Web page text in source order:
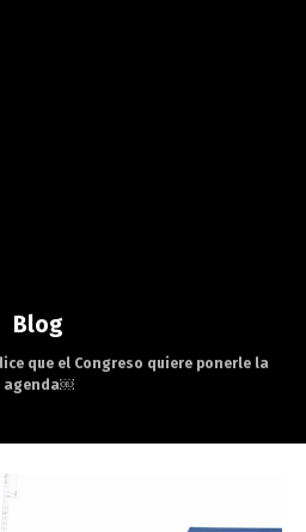
Blog
que el Congreso quiere ponerle la
agenda￼